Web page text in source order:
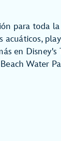
para toda
acuáticos,
en
Water